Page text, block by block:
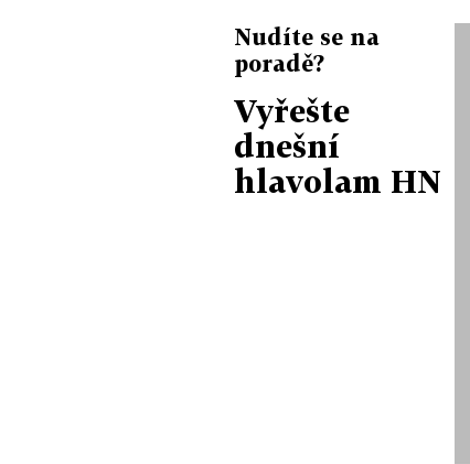
Nudíte se na
poradě?
Vyřešte
dnešní
hlavolam HN